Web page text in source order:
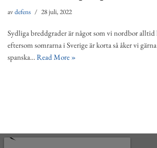
avdefens 28 juli, 2022
Sydliga breddgrader är något som vi nordbor
eftersom somrarna i Sverige är korta så åker vi
spanska…Read More »